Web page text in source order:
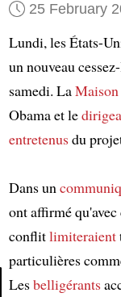
25 February
Lundi, les États-
un nouveau
samedi. La
Obama et le
entretenusdu
Dans un
ont affirmé
conflitlimiteraient
particulières
Lesbelligérants